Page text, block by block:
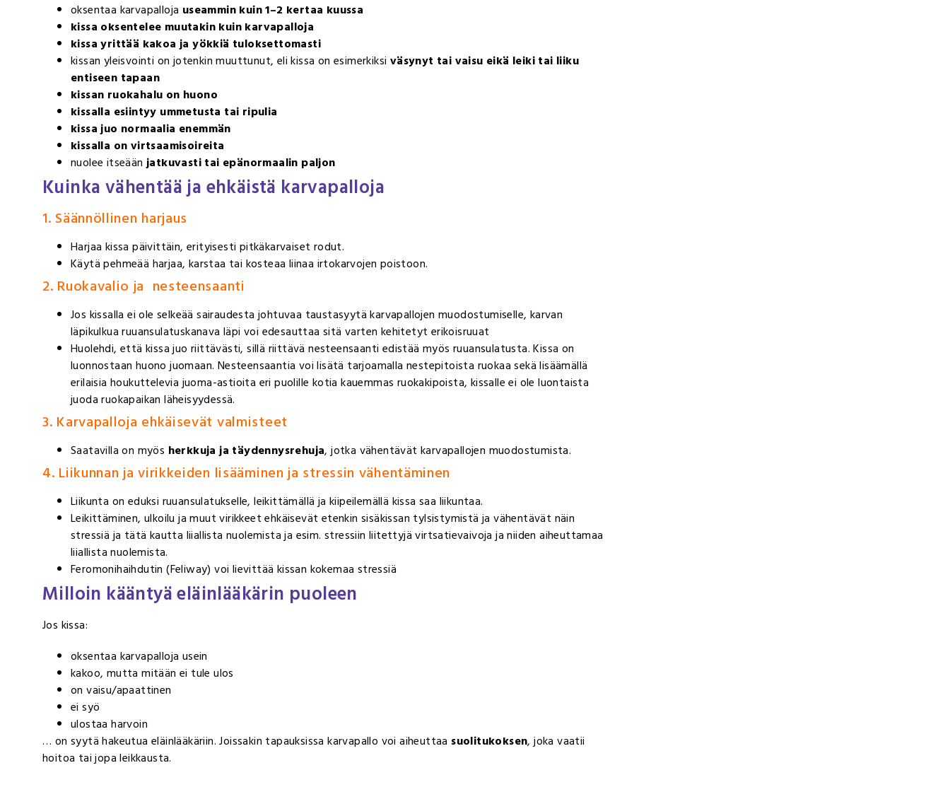
oksentaa karvapalloja useammin kuin 1–2 kertaa kuussa
kissa oksentelee muutakin kuin karvapalloja
kissa yrittää kakoa ja yökkiä tuloksettomasti
kissan yleisvointi on jotenkin muuttunut, eli kissa on esimerkiksi väsynyt tai vaisu eikä leiki tai liiku
entiseen tapaan
kissan ruokahalu on huono
kissalla esiintyy ummetusta tai ripulia
kissa juo normaalia enemmän
kissalla on virtsaamisoireita
nuolee itseäänjatkuvasti tai epänormaalin paljon
Kuinka vähentää ja ehkäistä karvapalloja
1. Säännöllinen harjaus
Harjaa kissa päivittäin, erityisesti pitkäkarvaiset rodut.
Käytä pehmeää harjaa, karstaa tai kosteaa liinaa irtokarvojen poistoon.
2. Ruokavalio ja nesteensaanti
Jos kissalla ei ole selkeää sairaudesta johtuvaa taustasyytä karvapallojen muodostumiselle, karvan
läpikulkua ruuansulatuskanava läpi voi edesauttaa sitä varten kehitetyt erikoisruuat
Huolehdi, että kissa juo riittävästi, sillä riittävä nesteensaanti edistää myös ruuansulatusta. Kissa on
luonnostaan huono juomaan. Nesteensaantia voi lisätä tarjoamalla nestepitoista ruokaa sekä lisäämällä
erilaisia houkuttelevia juoma-astioita eri puolille kotia kauemmas ruokakipoista, kissalle ei ole luontaista
juoda ruokapaikan läheisyydessä.
3. Karvapalloja ehkäisevät valmisteet
Saatavilla on myös herkkuja ja täydennysrehuja, jotka vähentävät karvapallojen muodostumista.
4. Liikunnan ja virikkeiden lisääminen ja stressin vähentäminen
Liikunta on eduksi ruuansulatukselle, leikittämällä ja kiipeilemällä kissa saa liikuntaa.
Leikittäminen, ulkoilu ja muut virikkeet ehkäisevät etenkin sisäkissan tylsistymistä ja vähentävät näin
stressiä ja tätä kautta liiallista nuolemista ja esim. stressiin liitettyjä virtsatievaivoja ja niiden aiheuttamaa
liiallista nuolemista.
Feromonihaihdutin (Feliway) voi lievittää kissan kokemaa stressiä
Milloin kääntyä eläinlääkärin puoleen
Jos kissa:
oksentaa karvapalloja usein
kakoo, mutta mitään ei tule ulos
on vaisu/apaattinen
ei syö
ulostaa harvoin
… on syytä hakeutua eläinlääkäriin. Joissakin tapauksissa karvapallo voi aiheuttaa suolitukoksen, joka vaatii
hoitoa tai jopa leikkausta.